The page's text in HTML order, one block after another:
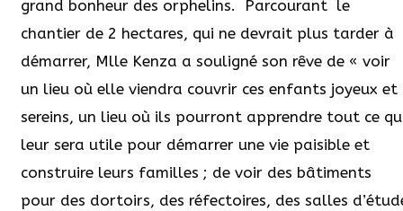
grand bonheur des orphelins.
Parcourant le
chantier de 2 hectares, qui ne devrait plus tarder à
démarrer, Mlle Kenza a souligné son rêve de « voir
un lieu où elle viendra couvrir ces enfants joyeux et
sereins, un lieu où ils pourront apprendre tout ce
leur sera utile pour démarrer une vie paisible et
construire leurs familles ; de voir des bâtiments
pour des dortoirs, des réfectoires, des salles